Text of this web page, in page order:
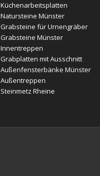
Küchenarbeitsplatten
Natursteine Münster
Grabsteine für Urnengräber
Grabsteine Münster
Innentreppen
Grabplatten mit Ausschnitt
Außenfensterbänke Münster
Außentreppen
Steinmetz Rheine